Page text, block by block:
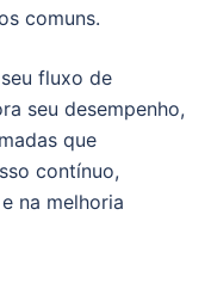
comuns.
fluxo de
seu desempenho,
que
contínuo,
na melhoria